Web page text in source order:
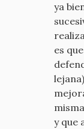
ya
es
y que